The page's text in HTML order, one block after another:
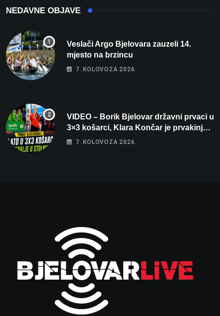
NEDAVNE OBJAVE
Veslači Argo Bjelovara zauzeli 14.
mjesto na brzincu
7. KOLOVOZA 2026.
VIDEO – Borik Bjelovar državni prvaci u
3×3 košarci, Klara Končar je prvakinja
Hrvatske u stolnom tenisu!
7. KOLOVOZA 2026.